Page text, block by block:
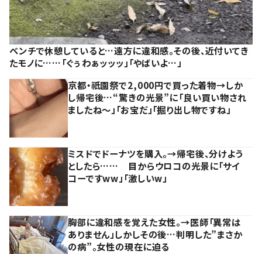
ベンチで休憩していると…遠方に違和感。その後、近付いてき
たモノに……「ぐぅわぁッッッ」「やばいよ…」
京都・祇園祭で2,000円で買った着物→しか
し帰宅後…“驚きの光景”に「良い買い物され
ましたね～」「お宝だ」「掘り出し物ですね」
ミスドでドーナツを購入。→帰宅後、分けよう
としたら…… 目からウロコの光景に「サイ
コーですww」「激しいw」
胸部に違和感を覚えた女性。→医師「異常は
ありません」しかしその後…判明した”まさか
の病”。女性の現在に迫る